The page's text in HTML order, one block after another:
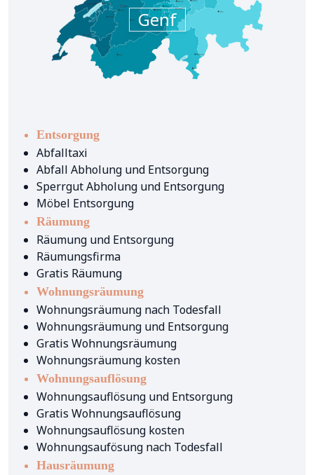
Genf
Entsorgung
Abfalltaxi
Abfall Abholung und Entsorgung
Sperrgut Abholung und Entsorgung
Möbel Entsorgung
Räumung
Räumung und Entsorgung
Räumungsfirma
Gratis Räumung
Wohnungsräumung
Wohnungsräumung nach Todesfall
Wohnungsräumung und Entsorgung
Gratis Wohnungsräumung
Wohnungsräumung kosten
Wohnungsauflösung
Wohnungsauflösung und Entsorgung
Gratis Wohnungsauflösung
Wohnungsauflösung kosten
Wohnungsaufösung nach Todesfall
Hausräumung